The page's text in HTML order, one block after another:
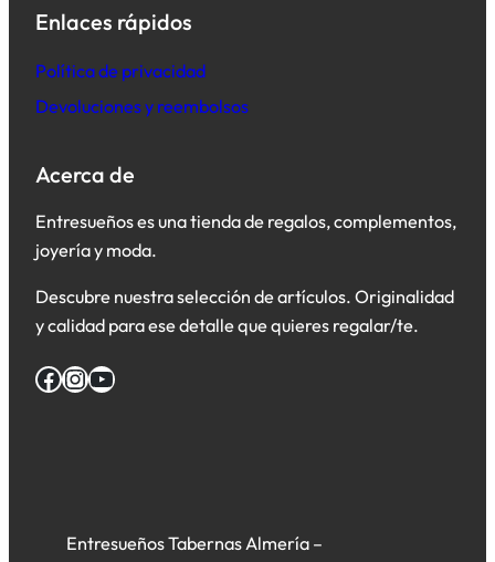
Enlaces rápidos
Política de privacidad
Devoluciones y reembolsos
Acerca de
Entresueños es una tienda de regalos, complementos,
joyería y moda.
Descubre nuestra selección de artículos. Originalidad
y calidad para ese detalle que quieres regalar/te.
Facebook InstagramYouTube
Entresueños Tabernas Almería –